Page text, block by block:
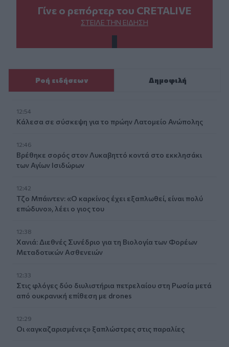
Γίνε ο ρεπόρτερ του CRETALIVE
ΣΤΕΊΛΕ ΤΗΝ ΕΊΔΗΣΗ
Ροή ειδήσεων Δημοφιλή
12:54
Κάλεσα σε σύσκεψη για το πρώην Λατομείο Ανώπολης
12:46
Βρέθηκε σορός στον Λυκαβηττό κοντά στο εκκλησάκι
των Αγίων Ισιδώρων
12:42
Τζο Μπάιντεν: «Ο καρκίνος έχει εξαπλωθεί, είναι πολύ
επώδυνο», λέει ο γιος του
12:38
Χανιά: Διεθνές Συνέδριο για τη Βιολογία των Φορέων
Μεταδοτικών Ασθενειών
12:33
Στις φλόγες δύο διυλιστήρια πετρελαίου στη Ρωσία μετά
από ουκρανική επίθεση με drones
12:29
Οι «αγκαζαρισμένες» ξαπλώστρες στις παραλίες